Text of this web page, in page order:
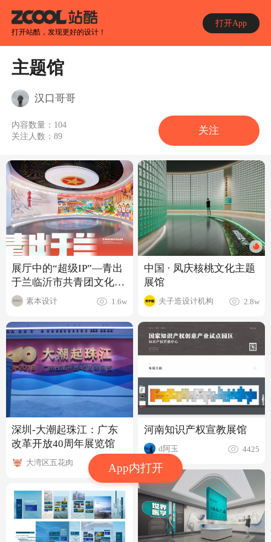
打开站酷，发现更好的设计！
打开App
App内打开
主题馆
汉口哥哥
内容数量： 104
关注人数：89
关注
展厅中的“超级IP”—青出
于兰临沂市共青团文化体
验馆素本设计 1.6w
深圳-大潮起珠江：广东
改革开放40周年展览馆
大湾区五花肉 2500
中国 · 凤庆核桃文化主题
展馆
夫子造设计机构 2.8w
河南知识产权宣教展馆
d阿玉 4425